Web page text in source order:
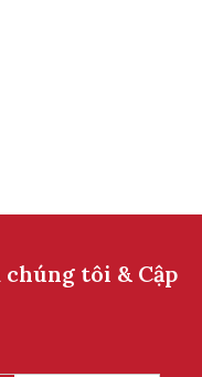
Tphcm
tôi & Cập